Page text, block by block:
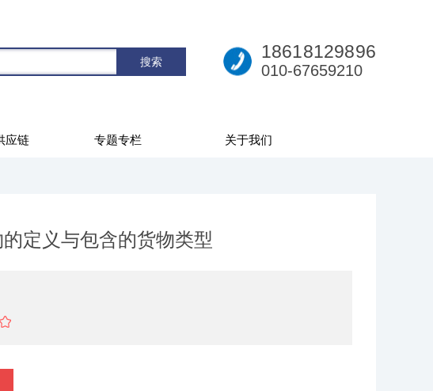
18618129896
010-67659210
应链 专题专栏 关于我们
定义与包含的货物类型